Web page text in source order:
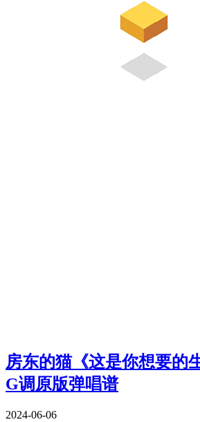
房东的猫《这是你想要的
G调原版弹唱谱
2024-06-06